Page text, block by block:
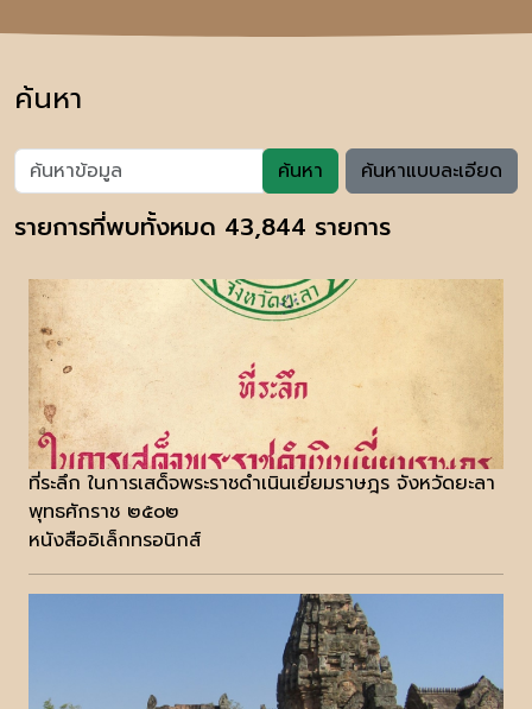
ค้นหา
ค้นหา ค้นหาแบบละเอียด
รายการที่พบทั้งหมด 43,844 รายการ
ที่ระลึก ในการเสด็จพระราชดำเนินเยี่ยมราษฎร จังหวัดยะลา
พุทธศักราช ๒๕๐๒
หนังสืออิเล็กทรอนิกส์